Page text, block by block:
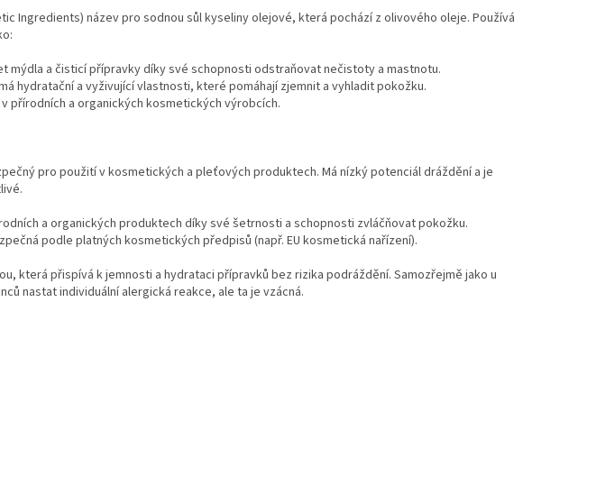
Ingredients) název pro sodnou sůl kyseliny olejové, která pochází z olivového oleje. Používá
mýdla a čisticí přípravky díky své schopnosti odstraňovat nečistoty a mastnotu.
hydratační a vyživující vlastnosti, které pomáhají zjemnit a vyhladit pokožku.
přírodních a organických kosmetických výrobcích.
pro použití v kosmetických a pleťových produktech. Má nízký potenciál dráždění a je
a organických produktech díky své šetrnosti a schopnosti zvláčňovat pokožku.
podle platných kosmetických předpisů (např. EU kosmetická nařízení).
která přispívá k jemnosti a hydrataci přípravků bez rizika podráždění. Samozřejmě jako u
nastat individuální alergická reakce, ale ta je vzácná.